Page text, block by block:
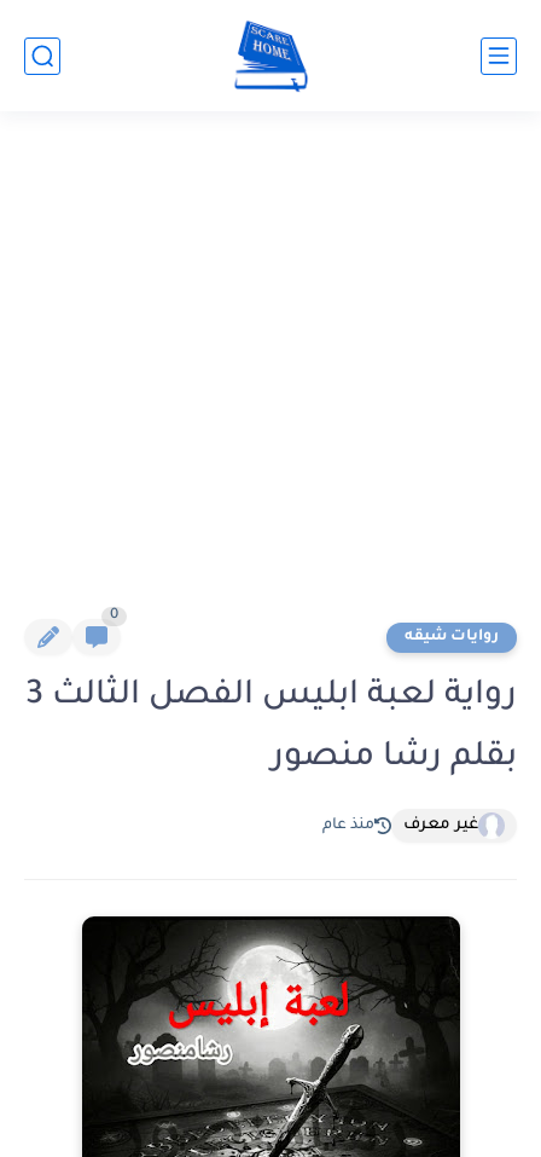
روايات شيقه
0
رواية لعبة ابليس الفصل الثالث 3
بقلم رشا منصور
غير معرف منذ عام